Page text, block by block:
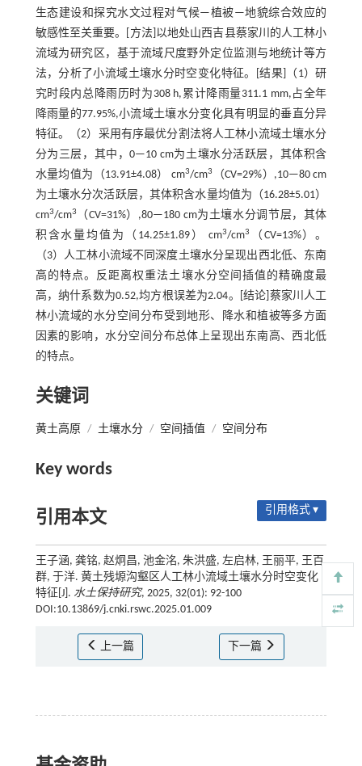
生态建设和探究水文过程对气候—植被—地貌综合效应的
敏感性至关重要。[方法]以地处山西吉县蔡家川的人工林小
流域为研究区，基于流域尺度野外定位监测与地统计等方
法，分析了小流域土壤水分时空变化特征。[结果]（1）研
究时段内总降雨历时为308 h,累计降雨量311.1 mm,占全年
降雨量的77.95%,小流域土壤水分变化具有明显的垂直分异
特征。（2）采用有序最优分割法将人工林小流域土壤水分
分为三层，其中，0—10 cm为土壤水分活跃层，其体积含
水量均值为（13.91±4.08） cm3/cm3
（CV=29%）,10—80 cm
为土壤水分次活跃层，其体积含水量均值为（16.28±5.01）
cm3/cm3
（CV=31%）,80—180 cm为土壤水分调节层，其体
积含水量均值为（14.25±1.89） cm3/cm3
（CV=13%）。
（3）人工林小流域不同深度土壤水分呈现出西北低、东南
高的特点。反距离权重法土壤水分空间插值的精确度最
高，纳什系数为0.52,均方根误差为2.04。[结论]蔡家川人工
林小流域的水分空间分布受到地形、降水和植被等多方面
因素的影响，水分空间分布总体上呈现出东南高、西北低
的特点。
关键词
黄土高原 / 土壤水分 / 空间插值 / 空间分布
Key words
引用本文 引用格式 ▾
王子涵, 龚铭, 赵炯昌, 池金洺, 朱洪盛, 左启林, 王丽平, 王百
群, 于洋. 黄土残塬沟壑区人工林小流域土壤水分时空变化
特征[J]. 水土保持研究, 2025, 32(01): 92-100
DOI:10.13869/j.cnki.rswc.2025.01.009
上一篇 下一篇